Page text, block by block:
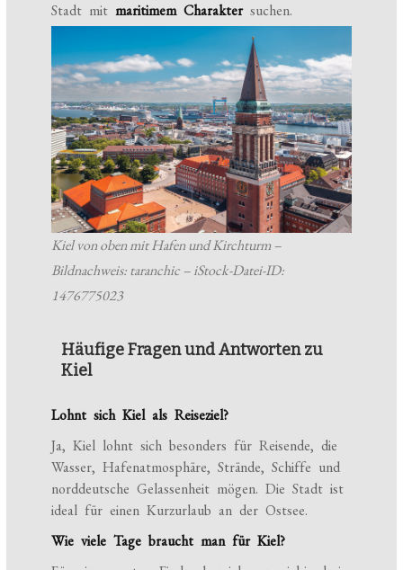
Stadt mitmaritimem Charaktersuchen.
Kiel von oben mit Hafen und Kirchturm –
Bildnachweis: taranchic – iStock-Datei-ID:
1476775023
Häufige Fragen und Antworten zu
Kiel
Lohnt sich Kiel als Reiseziel?
Ja, Kiel lohnt sich besonders für Reisende, die
Wasser, Hafenatmosphäre, Strände, Schiffe und
norddeutsche Gelassenheit mögen. Die Stadt ist
ideal für einen Kurzurlaub an der Ostsee.
Wie viele Tage braucht man für Kiel?